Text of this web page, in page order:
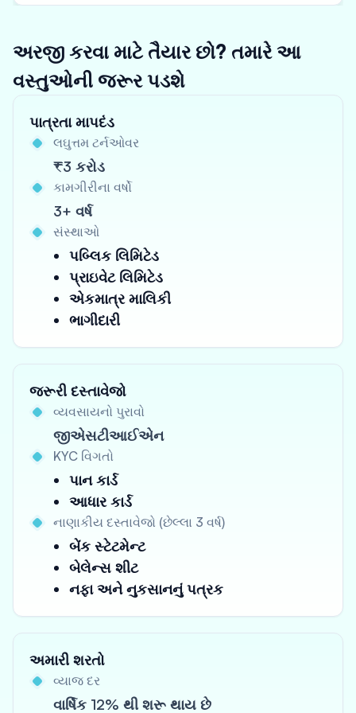
અરજી કરવા માટે તૈયાર છો? તમારે આ
વસ્તુઓની જરૂર પડશે
પાત્રતા માપદંડ
લઘુત્તમ ટર્નઓવર
₹3 કરોડ
કામગીરીના વર્ષો
3+ વર્ષ
સંસ્થાઓ
પબ્લિક લિમિટેડ
પ્રાઇવેટ લિમિટેડ
એકમાત્ર માલિકી
ભાગીદારી
જરૂરી દસ્તાવેજો
વ્યવસાયનો પુરાવો
જીએસટીઆઈએન
KYC વિગતો
પાન કાર્ડ
આધાર કાર્ડ
નાણાકીય દસ્તાવેજો (છેલ્લા 3 વર્ષ)
બેંક સ્ટેટમેન્ટ
બેલેન્સ શીટ
નફા અને નુકસાનનું પત્રક
અમારી શરતો
વ્યાજ દર
વાર્ષિક 12% થી શરૂ થાય છે